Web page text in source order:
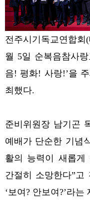
전주시기독교연합
월 5일 순복음참사
음! 평화! 사랑!’을
최했다.
준비위원장 남기곤
예배가 단순한 기념
활의 능력이 새롭게
간절히 소망한다”고
‘보여? 안보여?’라